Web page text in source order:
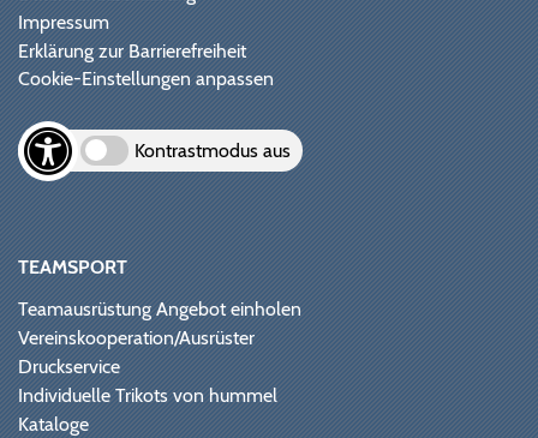
Impressum
Erklärung zur Barrierefreiheit
Cookie-Einstellungen anpassen
Kontrastmodus aus
TEAMSPORT
Teamausrüstung Angebot einholen
Vereinskooperation/Ausrüster
Druckservice
Individuelle Trikots von hummel
Kataloge